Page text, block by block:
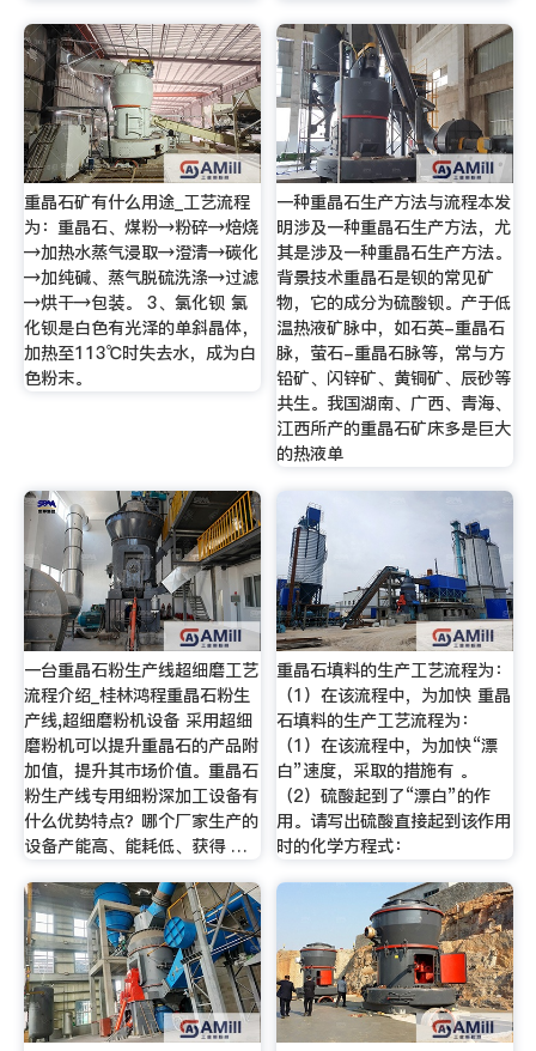
重晶石矿有什么用途_工艺流程
为：重晶石、煤粉→粉碎→焙烧
→加热水蒸气浸取→澄清→碳化
→加纯碱、蒸气脱硫洗涤→过滤
→烘干→包装。 3、氯化钡 氯
化钡是白色有光泽的单斜晶体，
加热至113℃时失去水，成为白
色粉末。
一种重晶石生产方法与流程本发
明涉及一种重晶石生产方法，尤
其是涉及一种重晶石生产方法。
背景技术重晶石是钡的常见矿
物，它的成分为硫酸钡。产于低
温热液矿脉中，如石英-重晶石
脉，萤石-重晶石脉等，常与方
铅矿、闪锌矿、黄铜矿、辰砂等
共生。我国湖南、广西、青海、
江西所产的重晶石矿床多是巨大
的热液单
一台重晶石粉生产线超细磨工艺
流程介绍_桂林鸿程重晶石粉生
产线,超细磨粉机设备 采用超细
磨粉机可以提升重晶石的产品附
加值，提升其市场价值。重晶石
粉生产线专用细粉深加工设备有
什么优势特点？哪个厂家生产的
设备产能高、能耗低、获得 …
重晶石填料的生产工艺流程为：
（1）在该流程中，为加快 重晶
石填料的生产工艺流程为：
（1）在该流程中，为加快“漂
白”速度，采取的措施有 。
（2）硫酸起到了“漂白”的作
用。请写出硫酸直接起到该作用
时的化学方程式：